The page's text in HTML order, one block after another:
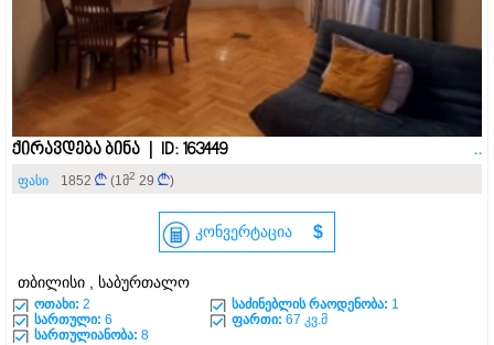
ქირავდება ბინა | ID: 163449 ..
ფასი 1852 (1მ2 29 )
კონვერტაცია $
თბილისი , საბურთალო
ოთახი: 2 საძინებლის რაოდენობა: 1
სართული: 6 ფართი: 67 კვ.მ
სართულიანობა: 8